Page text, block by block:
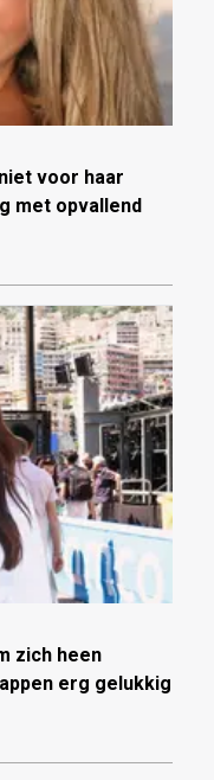
voor haar
met opvallend
zich heen
erg gelukkig